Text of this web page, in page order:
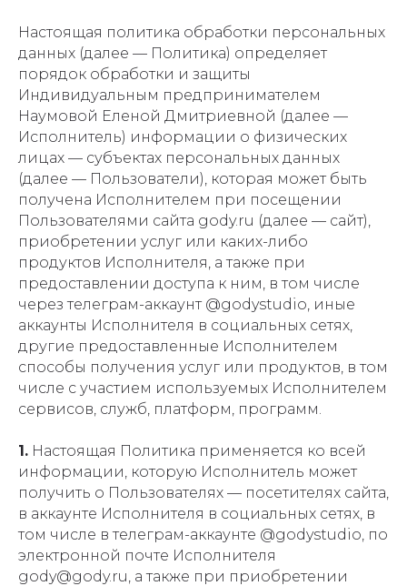
Настоящая политика обработки персональных
данных (далее — Политика) определяет
порядок обработки и защиты
Индивидуальным предпринимателем
Наумовой Еленой Дмитриевной (далее —
Исполнитель) информации о физических
лицах — субъектах персональных данных
(далее — Пользователи), которая может быть
получена Исполнителем при посещении
Пользователями сайта gody.ru (далее — сайт),
приобретении услуг или каких-либо
продуктов Исполнителя, а также при
предоставлении доступа к ним, в том числе
через телеграм-аккаунт @godystudio, иные
аккаунты Исполнителя в социальных сетях,
другие предоставленные Исполнителем
способы получения услуг или продуктов, в том
числе с участием используемых Исполнителем
сервисов, служб, платформ, программ.
1. Настоящая Политика применяется ко всей
информации, которую Исполнитель может
получить о Пользователях — посетителях сайта,
в аккаунте Исполнителя в социальных сетях, в
том числе в телеграм-аккаунте @godystudio, по
электронной почте Исполнителя
gody@gody.ru, а также при приобретении